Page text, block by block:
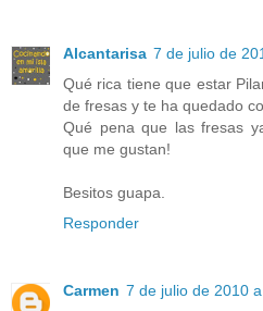
Alcantarisa 7 de julio de
Qué rica tiene que estar
de fresas y te ha quedado
Qué pena que las fresas
que me gustan!
Besitos guapa.
Responder
Carmen 7 de julio de 2010